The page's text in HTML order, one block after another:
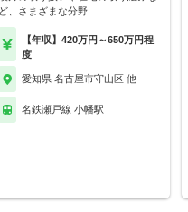
ど、さまざまな分野…
【年収】420万円～650万円程
度
愛知県 名古屋市守山区 他
名鉄瀬戸線 小幡駅